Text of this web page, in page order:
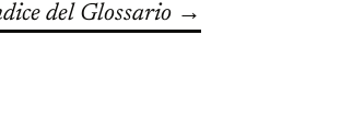
del Glossario →